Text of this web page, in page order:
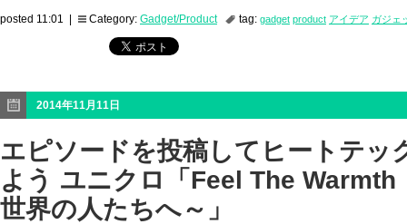
posted 11:01 | Category: Gadget/Product tag: gadget product アイデア ガジェ
2014年11月11日
エピソードを投稿してヒートテッ
よう ユニクロ「Feel The Warmth
世界の人たちへ～」